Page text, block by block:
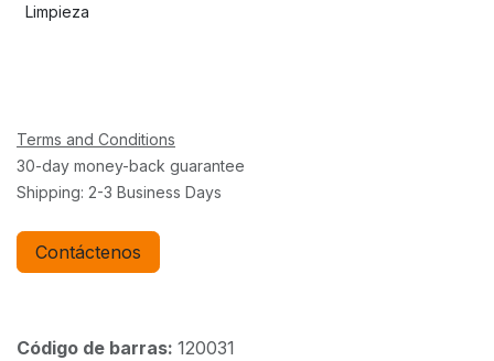
Limpieza
Terms and Conditions
30-day money-back guarantee
Shipping: 2-3 Business Days
Contáctenos
Código de barras: 120031